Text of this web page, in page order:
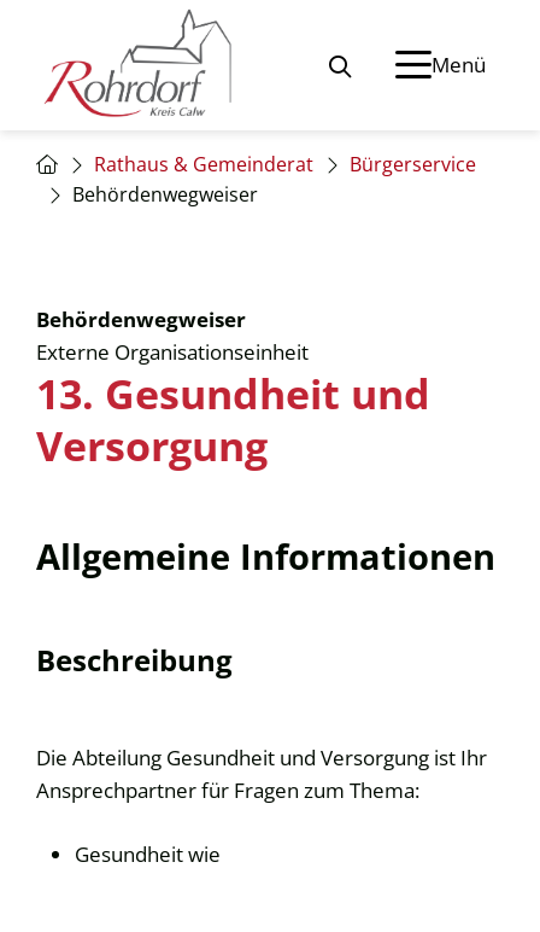
Menü
Rathaus & Gemeinderat
Bürgerservice
Behördenwegweiser
Behördenwegweiser
Externe Organisationseinheit
13. Gesundheit und
Versorgung
Allgemeine Informationen
Beschreibung
Die Abteilung Gesundheit und Versorgung ist Ihr
Ansprechpartner für Fragen zum Thema:
Gesundheit wie